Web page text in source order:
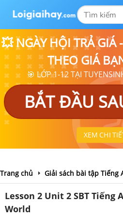
💥 NGÀY HỘI TRẢ
THEO GIÁ
🎯 LỚP 1-12 TẠI
BẮT ĐẦU
XEM CHI
Trang chủ Giải sách bài tập Tiếng
Lesson 2 Unit 2 SBT Tiếng
World